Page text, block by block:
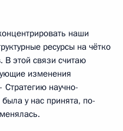
наши
ресурсы на чётко
В этой связи считаю
изменения
научно-
у нас принята, по-